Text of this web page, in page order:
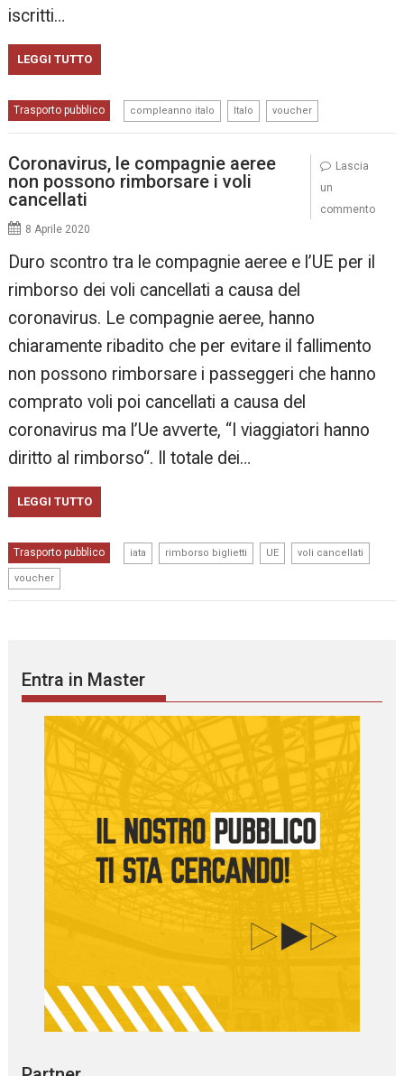
iscritti…
LEGGI TUTTO
Trasporto pubblico compleanno italo Italo voucher
Coronavirus, le compagnie aeree
non possono rimborsare i voli
cancellati
8 Aprile 2020
Duro scontro tra le compagnie aeree e l’UE per il
rimborso dei voli cancellati a causa del
coronavirus. Le compagnie aeree, hanno
chiaramente ribadito che per evitare il fallimento
non possono rimborsare i passeggeri che hanno
comprato voli poi cancellati a causa del
coronavirus ma l’Ue avverte, “I viaggiatori hanno
diritto al rimborso“. Il totale dei…
LEGGI TUTTO
Trasporto pubblico iata rimborso biglietti UE voli cancellati
voucher
Lascia
un
commento
Entra in Master